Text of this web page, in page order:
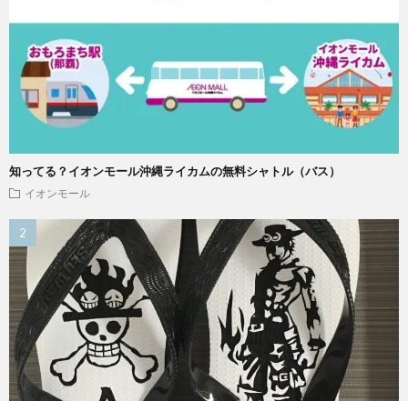
知ってる？イオンモール沖縄ライカムの無料シャトル（バス）
イオンモール